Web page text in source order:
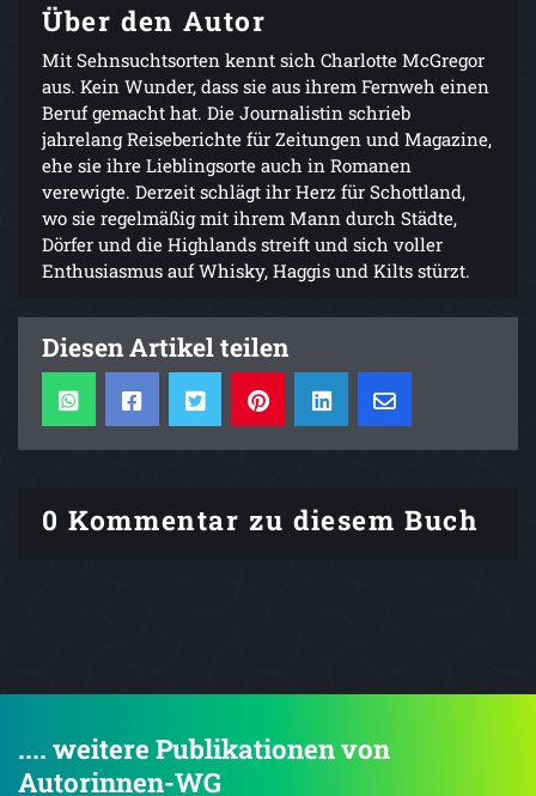
Über den Autor
Mit Sehnsuchtsorten kennt sich Charlotte McGregor
aus. Kein Wunder, dass sie aus ihrem Fernweh einen
Beruf gemacht hat. Die Journalistin schrieb
jahrelang Reiseberichte für Zeitungen und Magazine,
ehe sie ihre Lieblingsorte auch in Romanen
verewigte. Derzeit schlägt ihr Herz für Schottland,
wo sie regelmäßig mit ihrem Mann durch Städte,
Dörfer und die Highlands streift und sich voller
Enthusiasmus auf Whisky, Haggis und Kilts stürzt.
Diesen Artikel teilen
0 Kommentar zu diesem Buch
.... weitere Publikationen von
Autorinnen-WG